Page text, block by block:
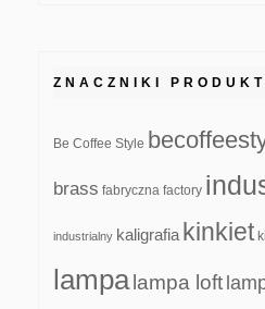
ZNACZNIKI
Be Coffee Style
brass fabryczna factory
industrialny kaligrafia kinkiet
lampa lampa loft